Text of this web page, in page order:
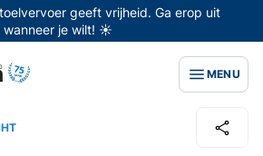
geeft vrijheid. Ga erop uit
wanneer je wilt! ☀️
MENU